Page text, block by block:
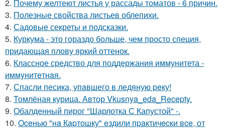
2. Почему желтеют листья у рассады томатов - 6 причин.
3. Полезные свойства листьев облепихи.
4. Садовые секреты и подсказки.
5. Куркума - это гораздо больше, чем просто специя,
придающая плову яркий оттенок.
6. Классное средство для поддержания иммунитета -
иммyнитeтнaя.
7. Спасли песика, упaвшего в ледяную рeку!
8. Томлёная курица. Автор Vkusnya_eda_Recepty.
9. Обалденный пирог "Шарлотка С Капустой" -.
10. Oceнью "нa Кapтошку" eздили пpaктичecки вce, от